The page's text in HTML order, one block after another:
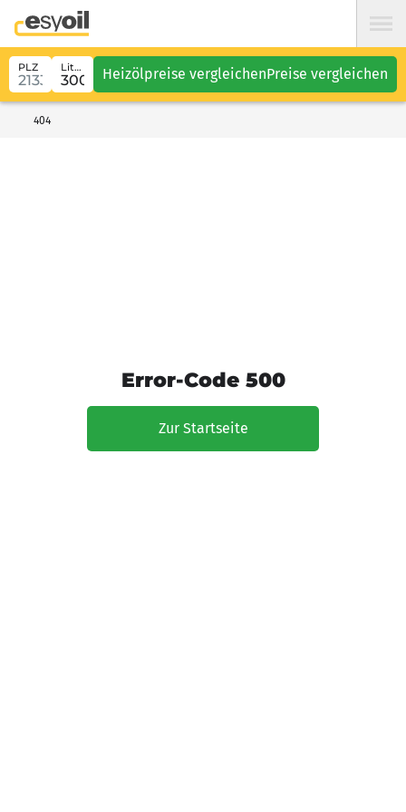
PLZ Liter Heizölpreise vergleichenPreise vergleichen
404
Error-Code 500
Zur Startseite